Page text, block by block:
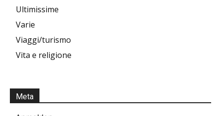
Ultimissime
Varie
Viaggi/turismo
Vita e religione
Meta